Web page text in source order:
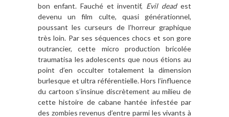
bon enfant. Fauché et inventif, Evil deadest
devenu un film culte, quasi générationnel,
poussant les curseurs de l’horreur graphique
très loin. Par ses séquences chocs et son gore
outrancier, cette micro production bricolée
traumatisa les adolescents que nous étions au
point d’en occulter totalement la dimension
burlesque et ultra référentielle. Hors l’influence
du cartoon s’insinue discrètement au milieu de
cette histoire de cabane hantée infestée par
des zombies revenus d’entre parmi les vivants à